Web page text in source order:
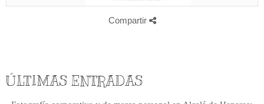
Compartir
ÚLTIMAS ENTRADAS